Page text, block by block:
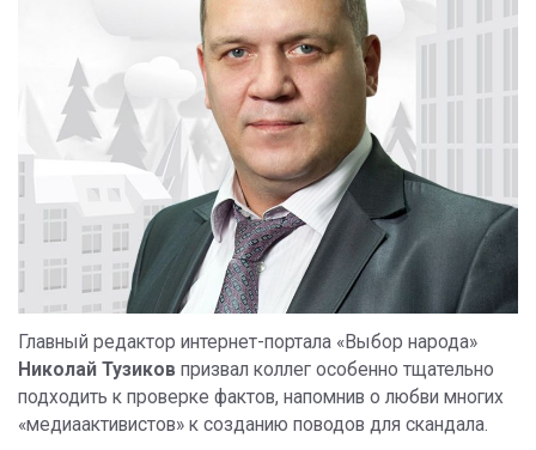
Главный редактор интернет-портала «Выбор народа»
Николай Тузиков призвал коллег особенно тщательно
подходить к проверке фактов, напомнив о любви многих
«медиаактивистов» к созданию поводов для скандала.